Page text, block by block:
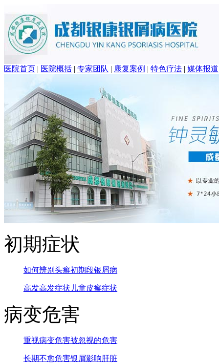
医院首页 | 医院概括 | 专家团队 | 康复案例 | 特色疗法 | 媒体报道
初期症状
如何辨别头癣初期段银屑病
高发高发症状 儿童皮癣症状
病变危害
重视病变危害被忽视的危害
长期不愈危害银屑影响肝脏